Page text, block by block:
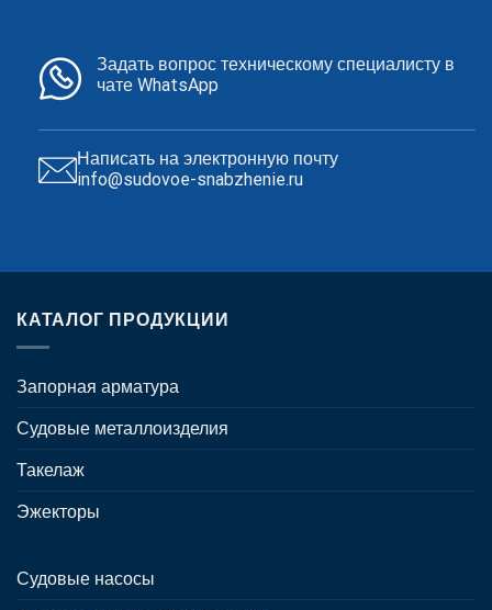
Задать вопрос техническому специалисту в
чате WhatsApp
Написать на электронную почту
info@sudovoe-snabzhenie.ru
КАТАЛОГ ПРОДУКЦИИ
Запорная арматура
Судовые металлоизделия
Такелаж
Эжекторы
Судовые насосы